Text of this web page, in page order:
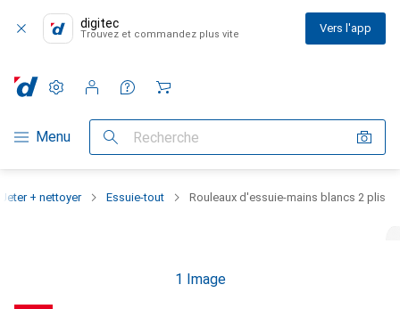
digitec
Trouvez et commandez plus vite Vers l'app
Navigation par catégorie
Menu Recherche
Paramètres
Compte client
Listes de comparaison
Listes d'envies
Panier
Jeter + nettoyer Essuie-tout Rouleaux d'essuie-mains blancs 2 plis
1 Image